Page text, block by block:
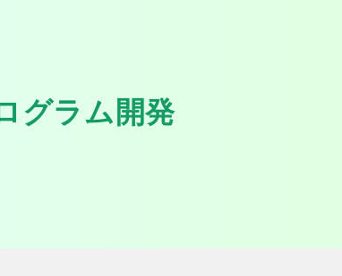
グラム開発